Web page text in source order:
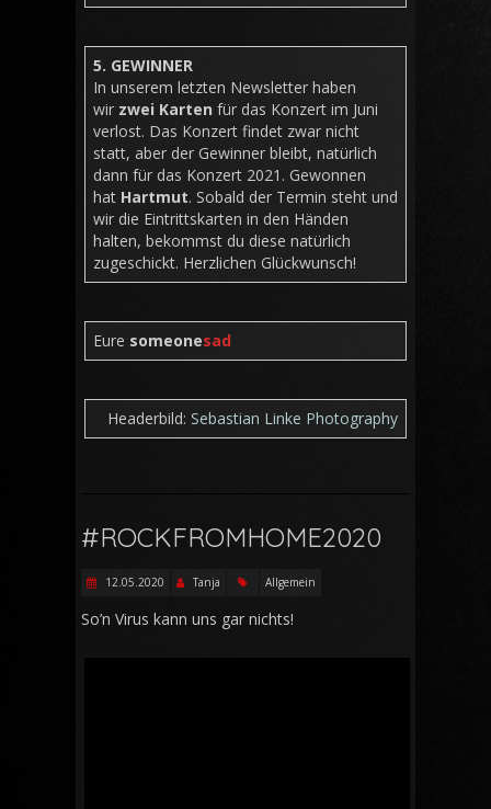
5. GEWINNER
In unserem letzten Newsletter haben
wir zwei Karten für das Konzert im Juni
verlost. Das Konzert findet zwar nicht
statt, aber der Gewinner bleibt, natürlich
dann für das Konzert 2021. Gewonnen
hat Hartmut. Sobald der Termin steht und
wir die Eintrittskarten in den Händen
halten, bekommst du diese natürlich
zugeschickt. Herzlichen Glückwunsch!
Eure someonesad
Headerbild: Sebastian Linke Photography
#ROCKFROMHOME2020
12.05.2020 Tanja Allgemein
So’n Virus kann uns gar nichts!